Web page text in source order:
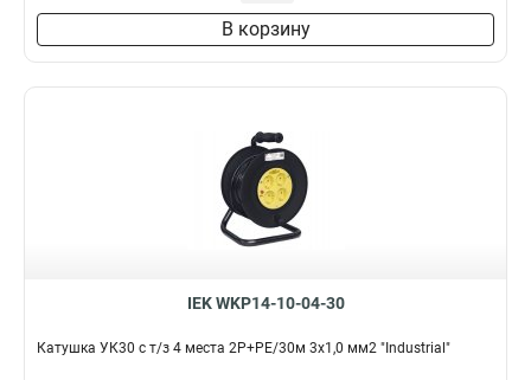
В корзину
IEK WKP14-10-04-30
Катушка УК30 с т/з 4 места 2Р+PЕ/30м 3х1,0 мм2 "Industrial"